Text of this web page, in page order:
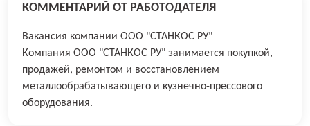
КОММЕНТАРИЙ ОТ РАБОТОДАТЕЛЯ
Вакансия компании ООО "СТАНКОС РУ"
Компания ООО "СТАНКОС РУ" занимается покупкой,
продажей, ремонтом и восстановлением
металлообрабатывающего и кузнечно-прессового
оборудования.